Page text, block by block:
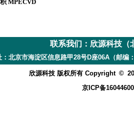
MPECVD
联系我们： 欣源科技（
：北京市海淀区信息路甲28号D座06A（邮
欣源科技 版权所有 Copyright ©
京ICP备